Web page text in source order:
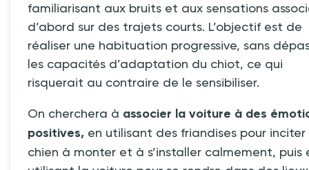
familiarisant aux bruits et aux sensations
d’abord sur des trajets courts. L’objectif est de
réaliser une habituation progressive, sans
les capacités d’adaptation du chiot, ce qui
risquerait au contraire de le sensibiliser.
On cherchera à associer la voiture à des
positives, en utilisant des friandises pour inciter
chien à monter et à s’installer calmement, puis